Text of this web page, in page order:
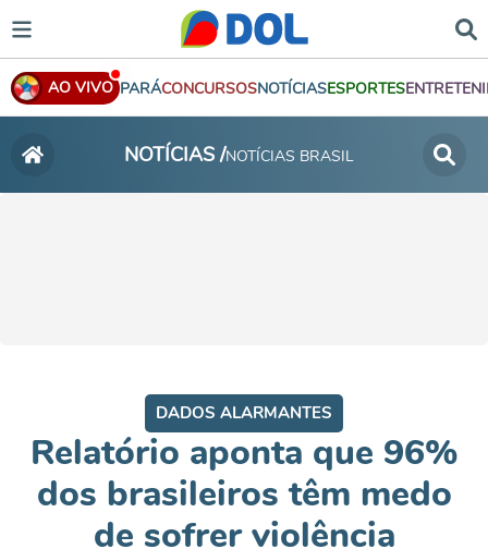
AO VIVO PARÁCONCURSOSNOTÍCIASESPORTES
NOTÍCIAS /NOTÍCIAS BRASIL
DADOS ALARMANTES
Relatório aponta que 96%
dos brasileiros têm medo
de sofrer violência